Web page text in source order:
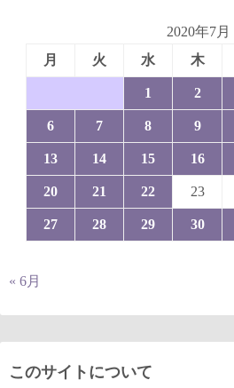
2020年7月
月
火 水 木
1 2
6 7 8 9
13 14 15 16
20 21 22 23
27 28 29 30
« 6月
このサイトについて